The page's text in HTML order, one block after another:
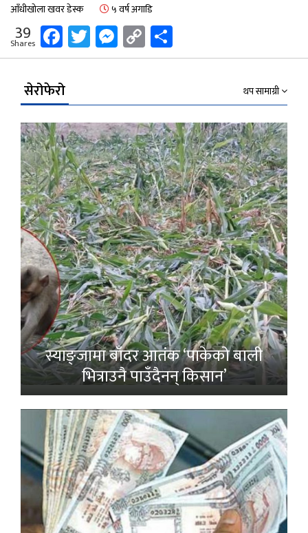
आँधीखोला खवर डेस्क ५ वर्ष अगाडि
39
Shares Facebook
Twitter
Messenger
Copy
Link
सेरोफेरो थप सामाग्री
स्याङ्जामा बाँदर आतंक ‘पाकेको बाली
भित्राउनै पाउँदैनन् किसान’